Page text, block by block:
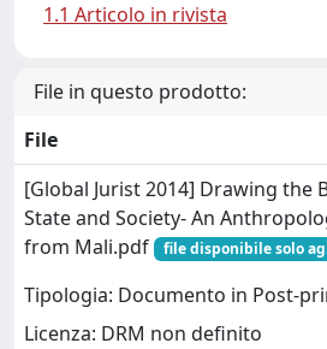
1.1 Articolo in rivista
File in questo prodotto:
File
[Global Jurist 2014] Drawing the
State and Society- An
from Mali.pdf
file disponibile solo
Tipologia: Documento in Post-
Licenza: DRM non definito